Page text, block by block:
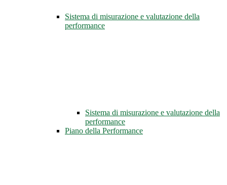
Sistema di misurazione e valutazione della
performance
Sistema di misurazione e valutazione della
performance
Piano della Performance